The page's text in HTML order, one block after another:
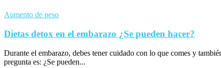
Aumento de peso
Dietas detox en el embarazo ¿Se pueden hacer?
Durante el embarazo, debes tener cuidado con lo que comes y
pregunta es: ¿Se pueden...